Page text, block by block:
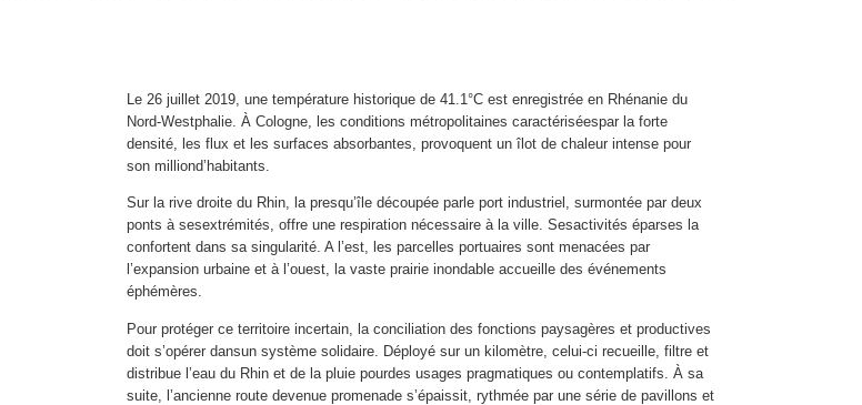
Le 26 juillet 2019, une température historique de 41.1°C est enregistrée en Rhénanie du
Nord-Westphalie. À Cologne, les conditions métropolitaines caractériséespar la forte
densité, les flux et les surfaces absorbantes, provoquent un îlot de chaleur intense pour
son milliond’habitants.
Sur la rive droite du Rhin, la presqu’île découpée parle port industriel, surmontée par deux
ponts à sesextrémités, offre une respiration nécessaire à la ville. Sesactivités éparses la
confortent dans sa singularité. A l’est, les parcelles portuaires sont menacées par
l’expansion urbaine et à l’ouest, la vaste prairie inondable accueille des événements
éphémères.
Pour protéger ce territoire incertain, la conciliation des fonctions paysagères et productives
doit s’opérer dansun système solidaire. Déployé sur un kilomètre, celui-ci recueille, filtre et
distribue l’eau du Rhin et de la pluie pourdes usages pragmatiques ou contemplatifs. À sa
suite, l’ancienne route devenue promenade s’épaissit, rythmée par une série de pavillons et